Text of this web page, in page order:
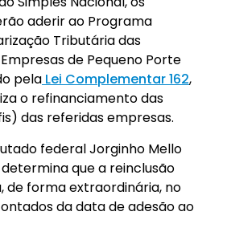
aderir ao Programa
Tributária das
de Pequeno Porte
pela Lei Complementar 162,
o refinanciamento das
das referidas empresas.
federal Jorginho Mello
determina que a reinclusão
de forma extraordinária, no
da data de adesão ao